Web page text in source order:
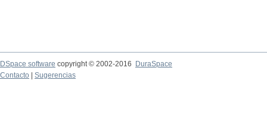
DSpace software copyright © 2002-2016
DuraSpace
Contacto
Sugerencias